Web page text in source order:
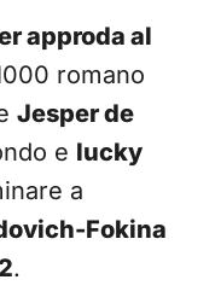
approda al
romano
Jesper de
e lucky
a
Fokina
.